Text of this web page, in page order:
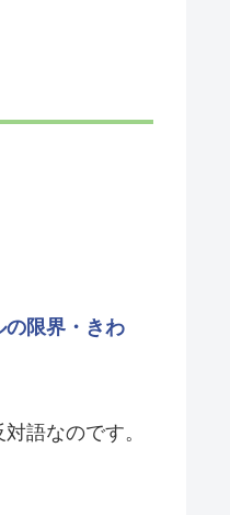
の限界・きわ
語なのです。